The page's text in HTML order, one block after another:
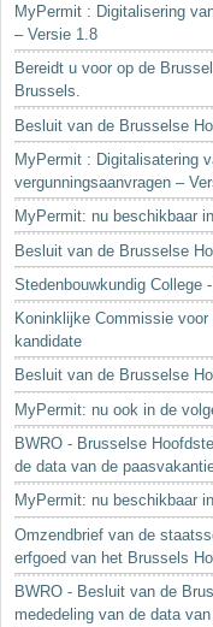
MyPermit : Digitalisering
– Versie 1.8
Bereidt u voor op de
Brussels.
Besluit van de Brusselse
MyPermit : Digitalisatering
vergunningsaanvragen –
MyPermit: nu beschikbaar
Besluit van de Brusselse
Stedenbouwkundig College
Koninklijke Commissie
kandidate
Besluit van de Brusselse
MyPermit: nu ook in de
BWRO - Brusselse
de data van de
MyPermit: nu beschikbaar
Omzendbrief van de
erfgoed van het Brussels
BWRO - Besluit van de
mededeling van de data